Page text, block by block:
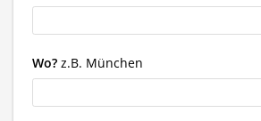
Wo? z.B. München